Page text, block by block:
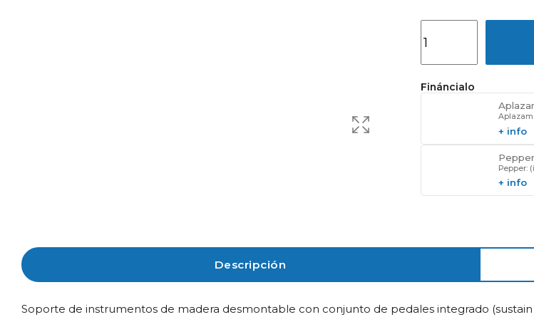
Fináncialo
+ info
Pepper:
+ info
Descripción
Soporte de instrumentos de madera desmontable con conjunto de pedales integrado (sustain